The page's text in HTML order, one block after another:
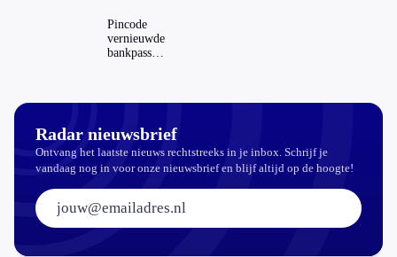
regels in
Nederland
en het
buitenland
Pincode
vernieuwde
bankpassen
Radar nieuwsbrief
Ontvang het laatste nieuws rechtstreeks in je inbox. Schrijf je
vandaag nog in voor onze nieuwsbrief en blijf altijd op de hoogte!
E-mailadres: